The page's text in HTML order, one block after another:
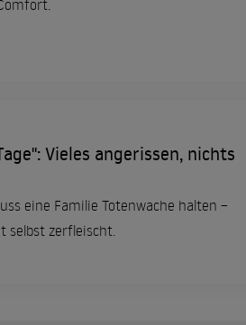
Vieles angerissen, nichts
eine Familie Totenwache halten –
selbst zerfleischt.